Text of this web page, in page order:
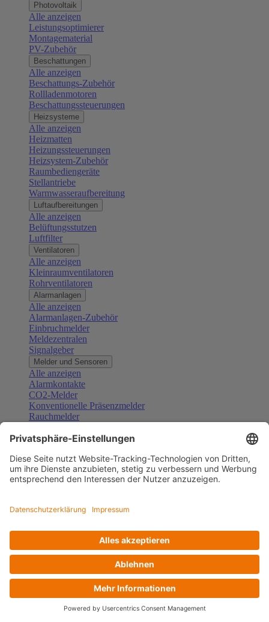
Photovoltaik
Alle anzeigen
Leistungsoptimierer
Montagematerial
PV-Zubehör
Beschattungen
Alle anzeigen
Beschattungs-Zubehör
Rollladenmotoren
Beschattungssteuerungen
Heizsysteme
Alle anzeigen
Heizmatten
Heizungssteuerungen
Heizsystem-Zubehör
Raumbediengeräte
Stellantriebe
Warmwasseraufbereitung
Luftaufbereitungen
Alle anzeigen
Belüftungsstutzen
Luftfilter
Ventilatoren
Alle anzeigen
Kleinraumventilatoren
Rohrventilatoren
Alarmanlagen
Alle anzeigen
Alarmanlagen-Zubehör
Einbruchmelder
Meldezentralen
Signalgeber
Melder und Sensoren
Alle anzeigen
Alarmkontakte
CO2-Melder
Konventionelle Präsenzmelder
Rauchmelder
Gefahrenmelder
Türsprechanlagen
Alle anzeigen
Außenstationen
Klingeltaster und Gongs
Sprechanlagen-Sets
Zubehör Türkommunikation
Videoüberwachung
Zubehör Videoüberwachung
Alle anzeigen